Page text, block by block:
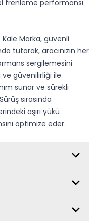
frenleme performansı
Marka, güvenli
tutarak, aracınızın her
sergilemesini
ve güvenilirliği ile
sunar ve sürekli
sırasında
aşırı yükü
optimize eder.